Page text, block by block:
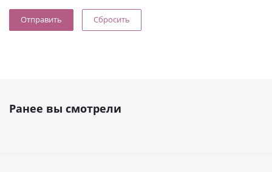
Сбросить
Ранее вы смотрели